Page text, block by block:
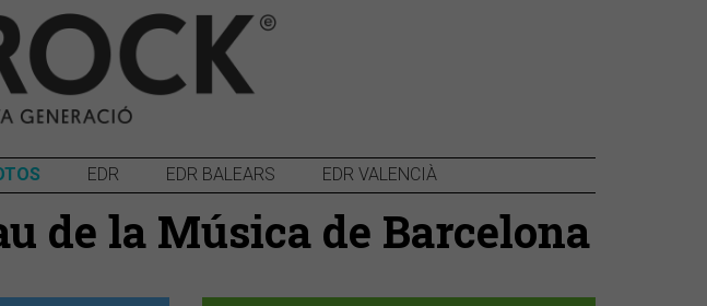
EDR EDR BALEARS EDR VALENCIÀ
de la Música de Barcelona